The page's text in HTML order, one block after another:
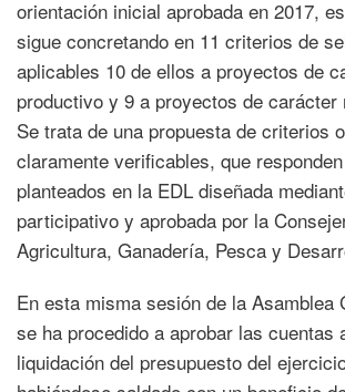
orientación inicial aprobada en 2017,
sigue concretando en 11 criterios de
aplicables 10 de ellos a proyectos de
productivo y 9 a proyectos de carácter
Se trata de una propuesta de criterios
claramente verificables, que
planteados en la EDL diseñada
participativo y aprobada por la
Agricultura, Ganadería, Pesca y
En esta misma sesión de la Asamblea
se ha procedido a aprobar las cuentas
liquidación del presupuesto del